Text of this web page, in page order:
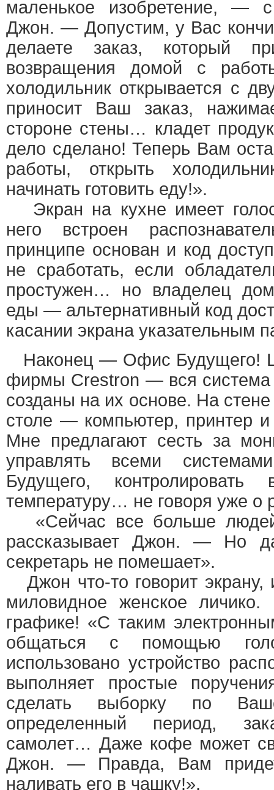
маленькое изобретение, — с
Джон. — Допустим, у Вас
делаете заказ, который
возвращения домой с
холодильник открывается с
приносит Ваш заказ,
стороне стены… кладет
дело сделано! Теперь Вам
работы, открыть
начинать готовить еду!».
Экран на кухне имеет
него встроен
принципе основан и код
не сработать, если
простужен… но владелец
еды — альтернативный код
касании экрана указательным
Наконец — Офис Будущего!
фирмы Crestron — вся система
созданы на их основе. На
столе — компьютер, принтер и
Мне предлагают сесть за
управлять всеми
Будущего, контролировать
температуру… не говоря уже о
«Сейчас все больше
рассказывает Джон. — Но
секретарь не помешает».
Джон что-то говорит экрану,
миловидное женское
графике! «С таким
общаться с помощью
использовано устройство
выполняет простые
сделать выборку по
определенный период,
самолет… Даже кофе может
Джон. — Правда, Вам
наливать его в чашку!».